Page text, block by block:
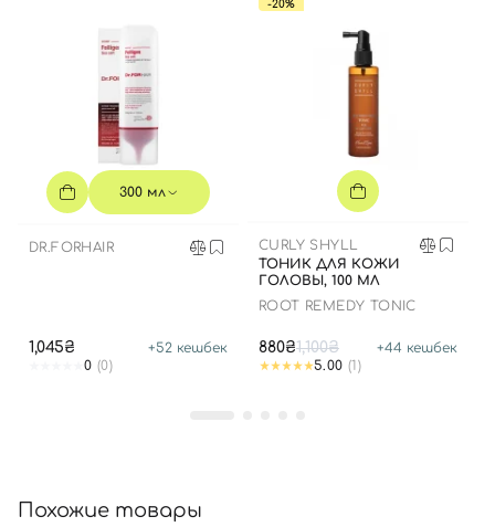
300 мл
DR.FORHAIR
1,045₴ +52 кешбек
0 (0)
-20%
CURLY SHYLL
ТОНИК ДЛЯ КОЖИ
ГОЛОВЫ, 100 МЛ
ROOT REMEDY TONIC
880₴1,100₴ +44 кешбек
5.00 (1)
Похожие товары
Вход
Номер телефона
Отправляя форму для авторизации/регистрации, вы
Пользовательские соглашения
Далее